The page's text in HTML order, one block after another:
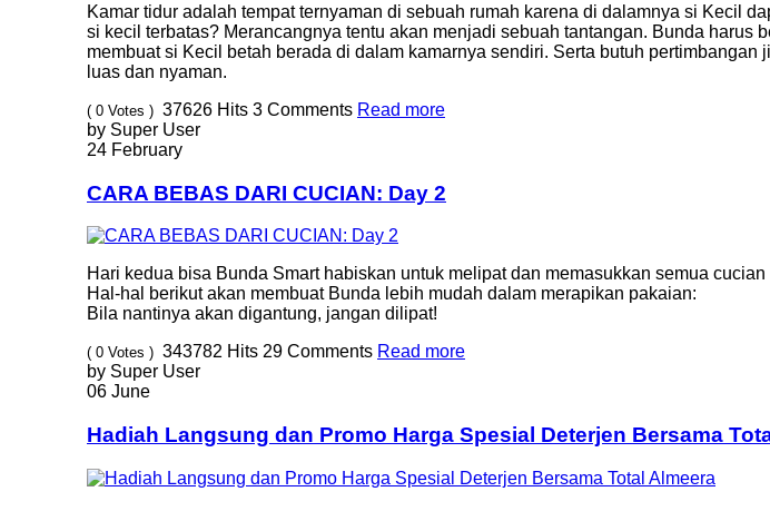
Kamar tidur adalah tempat ternyaman di sebuah rumah karena di dalamnya si Kecil
si kecil terbatas? Merancangnya tentu akan menjadi sebuah tantangan. Bunda
membuat si Kecil betah berada di dalam kamarnya sendiri. Serta butuh
luas dan nyaman.
( 0 Votes ) 37626 Hits 3 Comments Read more
by Super User
24 February
CARA BEBAS DARI CUCIAN: Day 2
Hari kedua bisa Bunda Smart habiskan untuk melipat dan memasukkan semua
Hal-hal berikut akan membuat Bunda lebih mudah dalam merapikan pakaian:
Bila nantinya akan digantung, jangan dilipat!
( 0 Votes ) 343782 Hits 29 Comments Read more
by Super User
06 June
Hadiah Langsung dan Promo Harga Spesial Deterjen Bersama